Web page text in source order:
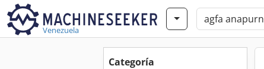
Venezuela
Categoría